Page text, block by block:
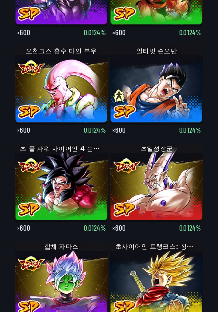
×600 0.0124% ×600 0.0124%
오천크스 흡수 마인 부우
×600 0.0124%
손오반: 청년기
얼티밋 손오반
×600 0.0124%
초 풀 파워 사이어인 4 손오공
×600 0.0124%
초일성장군
×600 0.0124%
합체 자마스 초사이어인 트랭크스: 청년기 (분노)